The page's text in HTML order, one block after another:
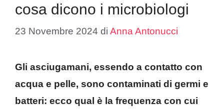
cosa dicono i microbiologi
23 Novembre 2024 di Anna Antonucci
Gli asciugamani, essendo a contatto con
acqua e pelle, sono contaminati di germi e
batteri: ecco qual è la frequenza con cui